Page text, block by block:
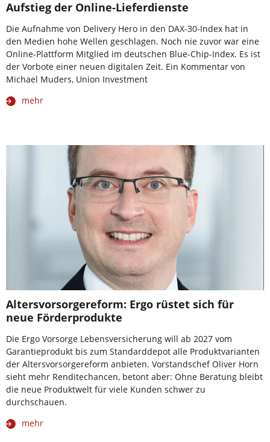
Aufstieg der Online-Lieferdienste
Die Aufnahme von Delivery Hero in den DAX-30-Index hat in
den Medien hohe Wellen geschlagen. Noch nie zuvor war eine
Online-Plattform Mitglied im deutschen Blue-Chip-Index. Es ist
der Vorbote einer neuen digitalen Zeit. Ein Kommentar von
Michael Muders, Union Investment
mehr
Altersvorsorgereform: Ergo rüstet sich für
neue Förderprodukte
Die Ergo Vorsorge Lebensversicherung will ab 2027 vom
Garantieprodukt bis zum Standarddepot alle Produktvarianten
der Altersvorsorgereform anbieten. Vorstandschef Oliver Horn
sieht mehr Renditechancen, betont aber: Ohne Beratung bleibt
die neue Produktwelt für viele Kunden schwer zu
durchschauen.
mehr